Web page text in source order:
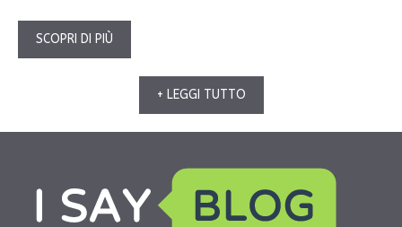
SCOPRI DI PIÙ
+ LEGGI TUTTO